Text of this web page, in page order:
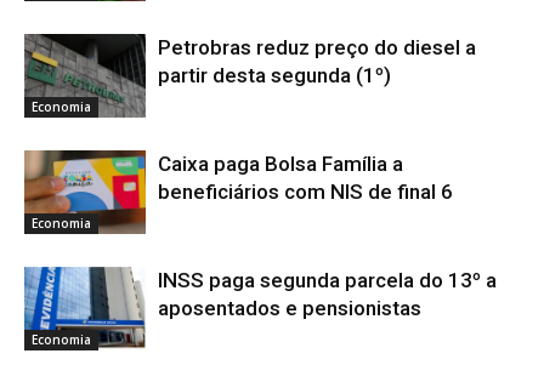
Economia
Petrobras reduz preço do diesel a
partir desta segunda (1º)
Economia
Caixa paga Bolsa Família a
beneficiários com NIS de final 6
Economia
INSS paga segunda parcela do 13º a
aposentados e pensionistas